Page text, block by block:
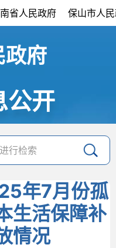
省人民政府 保山市人
政府
公开
年7月份孤
生活保障补
情况